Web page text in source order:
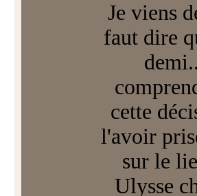
Je viens
faut dire
cette
l'avoir
sur le
Ulysse